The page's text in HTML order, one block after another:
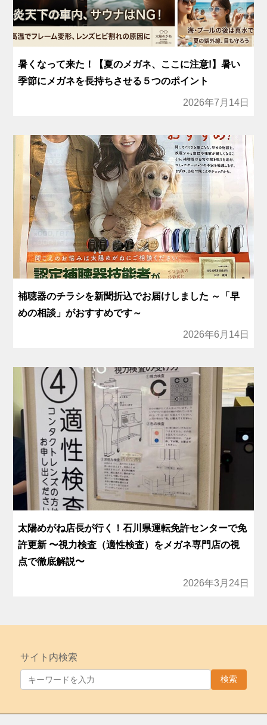
暑くなって来た！【夏のメガネ、ここに注意!】暑い
季節にメガネを長持ちさせる５つのポイント
2026年7月14日
補聴器のチラシを新聞折込でお届けしました ～「早
めの相談」がおすすめです～
2026年6月14日
太陽めがね店長が行く！石川県運転免許センターで免
許更新 〜視力検査（適性検査）をメガネ専門店の視
点で徹底解説〜
2026年3月24日
サイト内検索
検索